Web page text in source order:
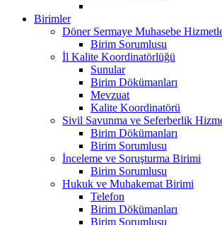
Birimler
Döner Sermaye Muhasebe
Birim Sorumlusu
İl Kalite Koordinatörlüğü
Sunular
Birim Dökümanları
Mevzuat
Kalite Koordinatörü
Sivil Savunma ve Seferberlik
Birim Dökümanları
Birim Sorumlusu
İnceleme ve Soruşturma Birimi
Birim Sorumlusu
Hukuk ve Muhakemat Birimi
Telefon
Birim Dökümanları
Birim Sorumlusu